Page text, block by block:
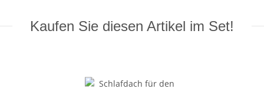
Kaufen Sie diesen Artikel im Set!